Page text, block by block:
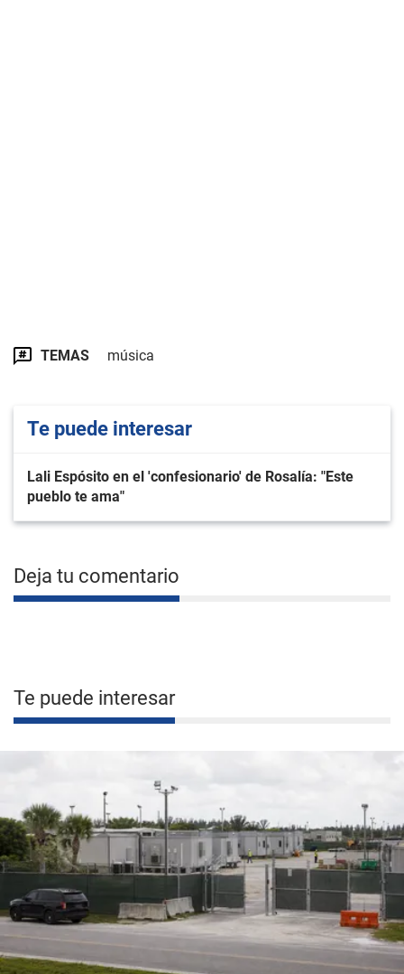
TEMAS música
Te puede interesar
Lali Espósito en el 'confesionario' de Rosalía: "Este
pueblo te ama"
Deja tu comentario
Te puede interesar